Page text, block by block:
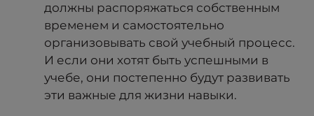
должны распоряжаться собственным
временем и самостоятельно
организовывать свой учебный процесс.
И если они хотят быть успешными в
учебе, они постепенно будут развивать
эти важные для жизни навыки.